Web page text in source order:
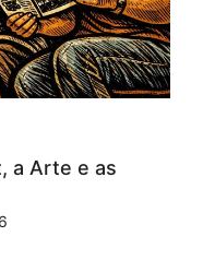
a Arte e as